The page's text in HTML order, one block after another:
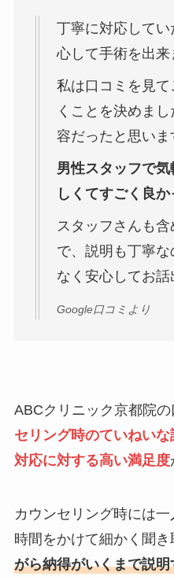
丁寧に対応して
心して手術を出来
私は口コミを見
くことを決めま
容だったと思いま
男性スタッフで
しくてすごく良
スタッフさんも
で、説明も丁寧
なく安心してお話
Google口コミより
ABCクリニック京都院の
セリング時のていねい
対応に対する高い満足度
カウンセリング時には
時間をかけて細かく聞き
がら納得がいくまで説